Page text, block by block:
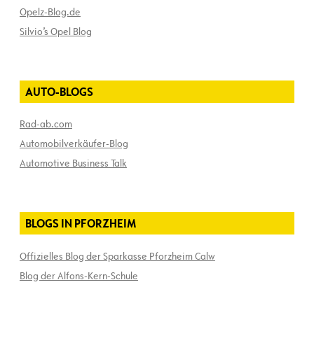
Opelz-Blog.de
Silvio’s Opel Blog
AUTO-BLOGS
Rad-ab.com
Automobilverkäufer-Blog
Automotive Business Talk
BLOGS IN PFORZHEIM
Offizielles Blog der Sparkasse Pforzheim Calw
Blog der Alfons-Kern-Schule